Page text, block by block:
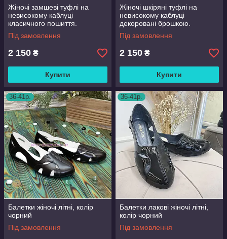
Жіночі замшеві туфлі на
невисокому каблуці
класичного пошиття.
Під замовлення
2 150 ₴
Купити
Жіночі шкіряні туфлі на
невисокому каблуці
декоровані брошкою.
Під замовлення
2 150 ₴
Купити
36-41р.
Балетки жіночі літні, колір
чорний
Під замовлення
36-41р.
Балетки лакові жіночі літні,
колір чорний
Під замовлення